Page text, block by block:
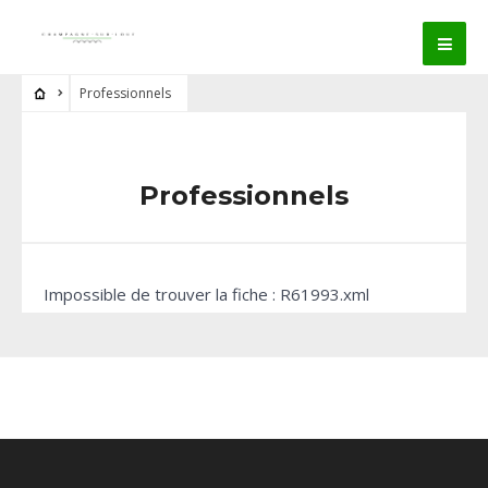
Professionnels
Professionnels
Impossible de trouver la fiche : R61993.xml